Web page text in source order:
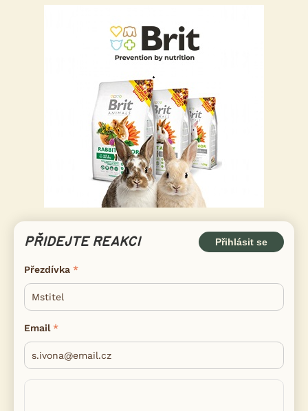
PŘIDEJTE REAKCI Přihlásit se
Přezdívka
Email